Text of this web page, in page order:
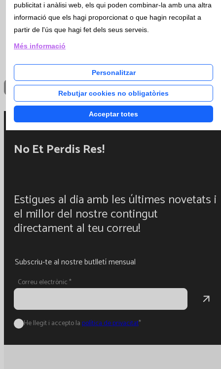
No Et Perdis Res!
Estigues al dia amb les últimes novetats i
el millor del nostre contingut
directament al teu correu!
Subscriu-te al nostre butlletí mensual
Correu electrònic*
He llegit i accepto lapolítica de privacitat*
publicitat i anàlisi web, els qui poden combinar-la amb una altra
informació que els hagi proporcionat o que hagin recopilat a
partir de l'ús que hagi fet dels seus serveis.
Més informació
Personalitzar
Rebutjar cookies no obligatòries
Acceptar totes